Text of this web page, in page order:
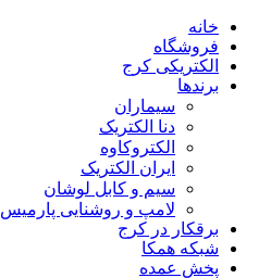
خانه
فروشگاه
الکتریکی کرج
برندها
سیماران
دنا الکتریک
الکتروکاوه
ایران الکتریک
سیم و کابل لوشان
لامپ و روشنایی پارمیس
برقکار در کرج
شبکه همکا
پخش عمده